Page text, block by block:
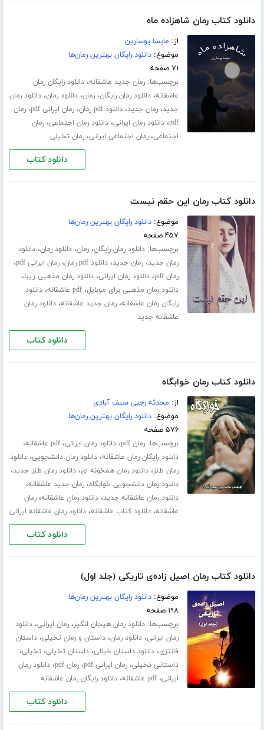
دانلود کتاب رمان شاهزاده ماه
از: مایسا یوسارین
موضوع:دانلود رایگان بهترین رمان‌ها
۷۱ صفحه
برچسب‌ها:رمان جدید عاشقانه،دانلود رایگان رمان
عاشقانه،دانلود رمان رایگان،رمان،دانلود رمان،دانلود رمان
جدید،رمان جدید،دانلود pdf رمان ،رمان ایرانی pdf ،رمان
pdf،دانلود رمان ایرانی،دانلود رمان اجتماعی،رمان
اجتماعی،رمان اجتماعی ایرانی،رمان تخیلی
دانلود کتاب
دانلود کتاب رمان این حقم نیست
موضوع:دانلود رایگان بهترین رمان‌ها
۴۵۷ صفحه
برچسب‌ها:دانلود رمان رایگان،رمان،دانلود رمان،دانلود
رمان جدید،رمان جدید،دانلود pdf رمان ،رمان ایرانی pdf ،
رمان pdf ،دانلود رمان ایرانی،دانلود رمان مذهبی زیبا،
دانلود رمان مذهبی برای موبایل،pdf عاشقانه ،دانلود
رایگان رمان عاشقانه،رمان جدید عاشقانه،دانلود رمان
عاشقانه جدید
دانلود کتاب
دانلود کتاب رمان خوابگاه
از: محدثه رجبی سیف آبادی
موضوع:دانلود رایگان بهترین رمان‌ها
۵۷۶ صفحه
برچسب‌ها:رمان pdf ،دانلود رمان ایرانی،pdf عاشقانه ،
دانلود رایگان رمان عاشقانه،دانلود رمان دانشجویی،دانلود
رمان طنز،دانلود رمان همخونه ای،دانلود رمان طنز جدید،
دانلود رمان دانشجویی خوابگاه،رمان جدید عاشقانه،
دانلود رمان عاشقانه جدید،دانلود رمان عاشقانه،رمان
عاشقانه،دانلود کتاب عاشقانه،دانلود رمان عاشقانه ایرانی
دانلود کتاب
دانلود کتاب رمان اصیل زاده‌ی تاریکی (جلد اول)
موضوع:دانلود رایگان بهترین رمان‌ها
۱۹۸ صفحه
برچسب‌ها:دانلود رمان هیجان انگیز،رمان ایرانی،دانلود
رمان ایرانی،دانلود رمان،داستان و رمان تخیلی،داستان
فانتزی،دانلود داستان خیالی،داستان تخیلی، تخیلی،
داستانی تخیلی،رمان ایرانی pdf ،رمان pdf ،دانلود رمان
ایرانی،pdf عاشقانه ،دانلود رایگان رمان عاشقانه
دانلود کتاب